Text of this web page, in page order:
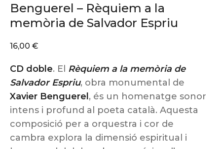
Benguerel – Rèquiem a la
memòria de Salvador Espriu
16,00 €
CD doble. El Rèquiem a la memòria de
Salvador Espriu, obra monumental de
Xavier Benguerel, és un homenatge sonor
intens i profund al poeta català. Aquesta
composició per a orquestra i cor de
cambra explora la dimensió espiritual i